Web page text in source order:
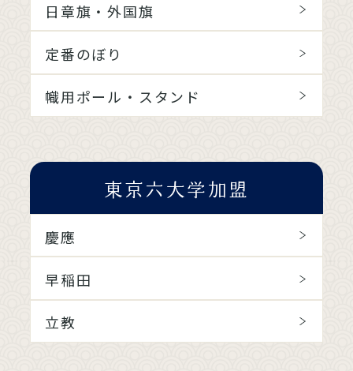
日章旗・外国旗
定番のぼり
幟用ポール・スタンド
東京六大学加盟
慶應
早稲田
立教